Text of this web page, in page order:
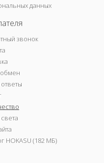
данных
звонок
HOKASU (182 МБ)